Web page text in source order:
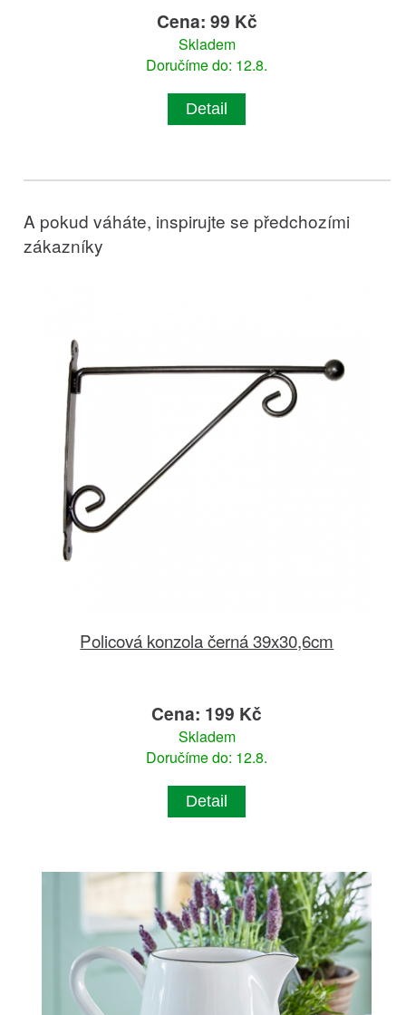
Cena: 99 Kč
Skladem
Doručíme do: 12.8.
Detail
A pokud váháte, inspirujte se předchozími
zákazníky
Policová konzola černá 39x30,6cm
Cena: 199 Kč
Skladem
Doručíme do: 12.8.
Detail